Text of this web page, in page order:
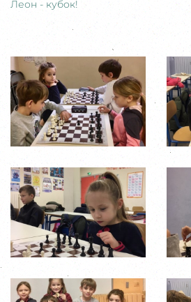
Леон - кубок!